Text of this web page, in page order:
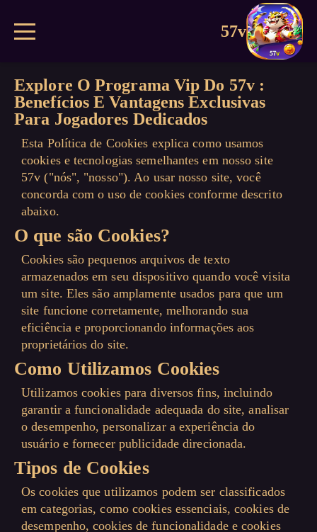
57v
Explore O Programa Vip Do 57v :
Benefícios E Vantagens Exclusivas
Para Jogadores Dedicados
Esta Política de Cookies explica como usamos
cookies e tecnologias semelhantes em nosso site
57v ("nós", "nosso"). Ao usar nosso site, você
concorda com o uso de cookies conforme descrito
abaixo.
O que são Cookies?
Cookies são pequenos arquivos de texto
armazenados em seu dispositivo quando você visita
um site. Eles são amplamente usados para que um
site funcione corretamente, melhorando sua
eficiência e proporcionando informações aos
proprietários do site.
Como Utilizamos Cookies
Utilizamos cookies para diversos fins, incluindo
garantir a funcionalidade adequada do site, analisar
o desempenho, personalizar a experiência do
usuário e fornecer publicidade direcionada.
Tipos de Cookies
Os cookies que utilizamos podem ser classificados
em categorias, como cookies essenciais, cookies de
desempenho, cookies de funcionalidade e cookies